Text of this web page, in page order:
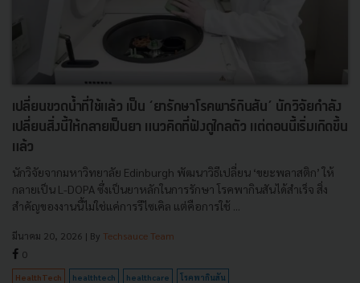
เปลี่ยนขวดน้ำที่ใช้แล้ว เป็น ‘ยารักษาโรคพาร์กินสัน’ นักวิจัยกำลัง
เปลี่ยนสิ่งนี้ให้กลายเป็นยา แนวคิดที่ฟังดูไกลตัว แต่ตอนนี้เริ่มเกิดขึ้น
แล้ว
นักวิจัยจากมหาวิทยาลัย Edinburgh พัฒนาวิธีเปลี่ยน ‘ขยะพลาสติก’ ให้
กลายเป็น L-DOPA ซึ่งเป็นยาหลักในการรักษา โรคพากินสันได้สำเร็จ สิ่ง
สำคัญของงานนี้ไม่ใช่แค่การรีไซเคิล แต่คือการใช้ ...
มีนาคม 20, 2026 | By Techsauce Team
0
HealthTech healthtech healthcare โรคพากินสัน